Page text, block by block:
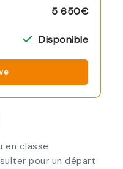
5 650€
Disponible
en classe
pour un départ